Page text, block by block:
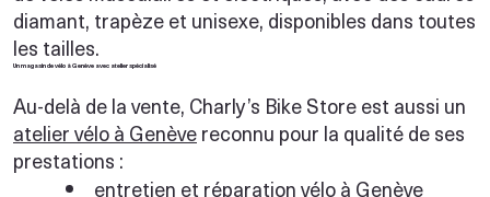
diamant, trapèze et unisexe, disponibles dans toutes
les tailles.
Un magasin de vélo à Genève avec atelier spécialisé
Au-delà de la vente, Charly’s Bike Store est aussi un
atelier vélo à Genèvereconnu pour la qualité de ses
prestations :
entretien et réparation vélo à Genève